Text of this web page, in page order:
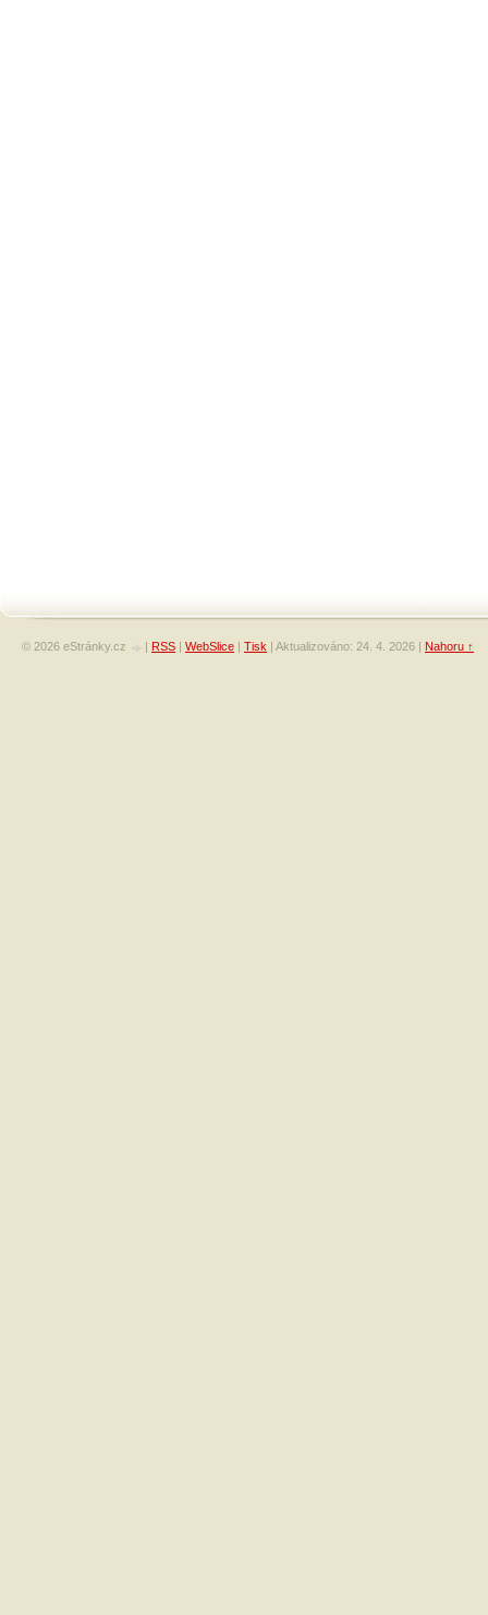
© 2026 eStránky.cz | RSS | WebSlice | Tisk | Aktualizováno: 24. 4. 2026 | Nahoru ↑